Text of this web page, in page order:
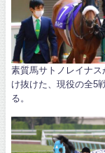
素質馬サトノレイナス
け抜けた、現役の全5
る。